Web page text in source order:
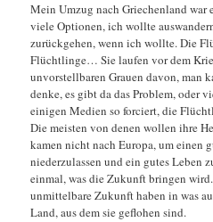
Mein Umzug nach Griechenland war
viele Optionen, ich wollte
zurückgehen, wenn ich wollte. Die
Flüchtlinge… Sie laufen vor dem
unvorstellbaren Grauen davon, man
denke, es gibt da das Problem, oder
einigen Medien so forciert, die
Die meisten von denen wollen ihre
kamen nicht nach Europa, um einen
niederzulassen und ein gutes Leben
einmal, was die Zukunft bringen
unmittelbare Zukunft haben in was
Land, aus dem sie geflohen sind.